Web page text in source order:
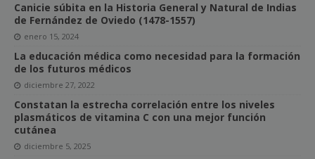
Canicie súbita en la Historia General y Natural de Indias
de Fernández de Oviedo (1478-1557)
enero 15, 2024
La educación médica como necesidad para la formación
de los futuros médicos
diciembre 27, 2022
Constatan la estrecha correlación entre los niveles
plasmáticos de vitamina C con una mejor función
cutánea
diciembre 5, 2025